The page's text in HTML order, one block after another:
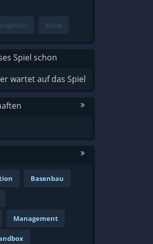
Koop
Spiel schon
wartet auf das Spiel
Basenbau
Management